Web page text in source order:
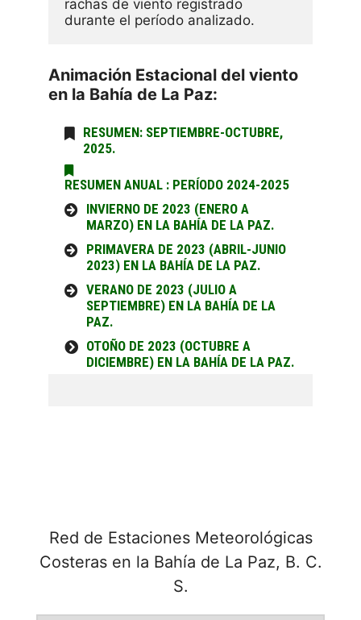
rachas de viento registrado
durante el período analizado.
Animación Estacional del viento
en la Bahía de La Paz:
RESUMEN: SEPTIEMBRE-OCTUBRE,
2025.
RESUMEN ANUAL : PERÍODO 2024-2025
INVIERNO DE 2023 (ENERO A
MARZO) EN LA BAHÍA DE LA PAZ.
PRIMAVERA DE 2023 (ABRIL-JUNIO
2023) EN LA BAHÍA DE LA PAZ.
VERANO DE 2023 (JULIO A
SEPTIEMBRE) EN LA BAHÍA DE LA
PAZ.
OTOÑO DE 2023 (OCTUBRE A
DICIEMBRE) EN LA BAHÍA DE LA PAZ.
Red de Estaciones Meteorológicas
Costeras en la Bahía de La Paz, B. C.
S.